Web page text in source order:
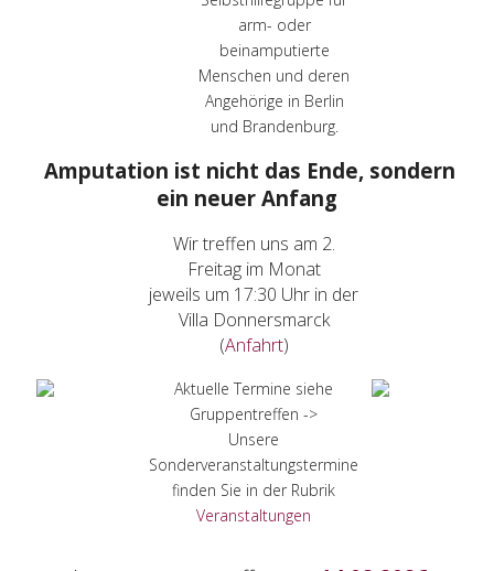
arm- oder
beinamputierte
Menschen und deren
Angehörige in Berlin
und Brandenburg.
Amputation ist nicht das Ende, sondern
ein neuer Anfang
Wir treffen uns am 2.
Freitag im Monat
jeweils um 17:30 Uhr in der
Villa Donnersmarck
(Anfahrt)
Aktuelle Termine siehe
Gruppentreffen ->
Unsere
Sonderveranstaltungstermine
finden Sie in der Rubrik
Veranstaltungen